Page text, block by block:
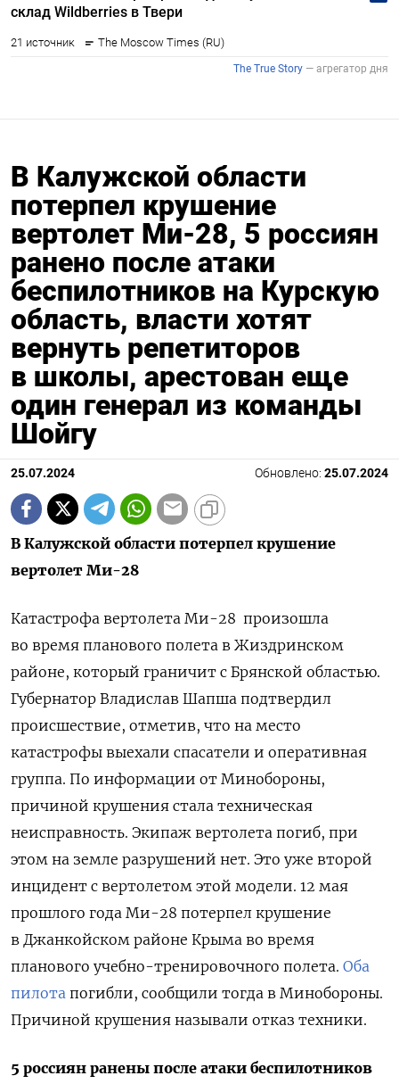
В Калужской области
потерпел крушение
вертолет Ми-28, 5 россиян
ранено после атаки
беспилотников на Курскую
область, власти хотят
вернуть репетиторов
в школы, арестован еще
один генерал из команды
Шойгу
25.07.2024 Обновлено: 25.07.2024
В Калужской области потерпел крушение
вертолет Ми-28
Катастрофа вертолета Ми-28 произошла
во время планового полета в Жиздринском
районе, который граничит с Брянской областью.
Губернатор Владислав Шапша подтвердил
происшествие, отметив, что на место
катастрофы выехали спасатели и оперативная
группа. По информации от Минобороны,
причиной крушения стала техническая
неисправность. Экипаж вертолета погиб, при
этом на земле разрушений нет. Это уже второй
инцидент с вертолетом этой модели. 12 мая
прошлого года Ми-28 потерпел крушение
в Джанкойском районе Крыма во время
планового учебно-тренировочного полета. Оба
пилота погибли, сообщили тогда в Минобороны.
Причиной крушения называли отказ техники.
5 россиян ранены после атаки беспилотников